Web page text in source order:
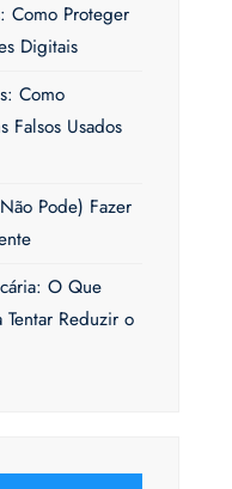
Como Proteger
Digitais
Como
Falsos Usados
Pode) Fazer
O Que
Tentar Reduzir o